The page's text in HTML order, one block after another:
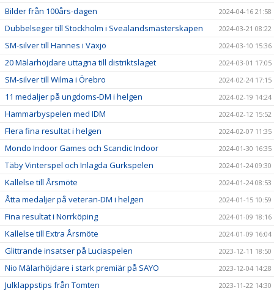
Bilder från 100års-dagen 2024-04-16 21:58
Dubbelseger till Stockholm i Svealandsmästerskapen 2024-03-21 08:22
SM-silver till Hannes i Växjö 2024-03-10 15:36
20 Mälarhöjdare uttagna till distriktslaget 2024-03-01 17:05
SM-silver till Wilma i Örebro 2024-02-24 17:15
11 medaljer på ungdoms-DM i helgen 2024-02-19 14:24
Hammarbyspelen med IDM 2024-02-12 15:52
Flera fina resultat i helgen 2024-02-07 11:35
Mondo Indoor Games och Scandic Indoor 2024-01-30 16:35
Täby Vinterspel och Inlagda Gurkspelen 2024-01-24 09:30
Kallelse till Årsmöte 2024-01-24 08:53
Åtta medaljer på veteran-DM i helgen 2024-01-15 10:59
Fina resultat i Norrköping 2024-01-09 18:16
Kallelse till Extra Årsmöte 2024-01-09 16:04
Glittrande insatser på Luciaspelen 2023-12-11 18:50
Nio Mälarhöjdare i stark premiär på SAYO 2023-12-04 14:28
Julklappstips från Tomten 2023-11-22 14:30